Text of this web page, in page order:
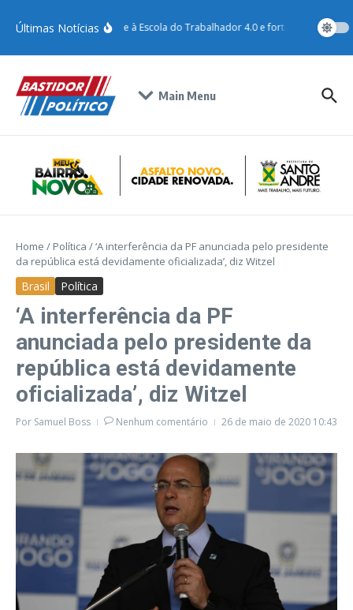
Últimas Notícias
Santo André adere à Escola do Trabalhador 4.0 e fortalece
Main Menu
Home / Política /‘A interferência da PF anunciada pelo presidente
da república está devidamente oficializada’, diz Witzel
Brasil Política
‘A interferência da PF
anunciada pelo presidente da
república está devidamente
oficializada’, diz Witzel
Por Samuel Boss Nenhum comentário 26 de maio de 2020 10:43